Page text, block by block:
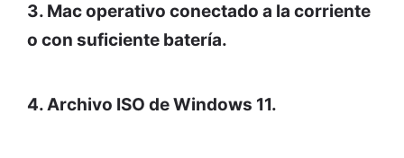
3. Mac operativo conectado a la corriente
o con suficiente batería.
4. Archivo ISO de Windows 11.